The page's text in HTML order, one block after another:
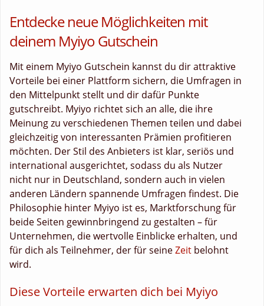
Entdecke neue Möglichkeiten mit
deinem Myiyo Gutschein
Mit einem Myiyo Gutschein kannst du dir attraktive
Vorteile bei einer Plattform sichern, die Umfragen in
den Mittelpunkt stellt und dir dafür Punkte
gutschreibt. Myiyo richtet sich an alle, die ihre
Meinung zu verschiedenen Themen teilen und dabei
gleichzeitig von interessanten Prämien profitieren
möchten. Der Stil des Anbieters ist klar, seriös und
international ausgerichtet, sodass du als Nutzer
nicht nur in Deutschland, sondern auch in vielen
anderen Ländern spannende Umfragen findest. Die
Philosophie hinter Myiyo ist es, Marktforschung für
beide Seiten gewinnbringend zu gestalten – für
Unternehmen, die wertvolle Einblicke erhalten, und
für dich als Teilnehmer, der für seineZeit belohnt
wird.
Diese Vorteile erwarten dich bei Myiyo